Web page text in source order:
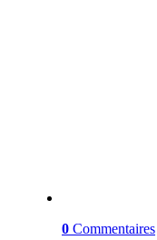
0 Commentaires